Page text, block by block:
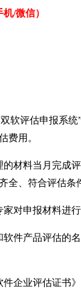
/微信）
双软评估申报系统
费用。
的材料当月完成
全、符合评估
家对申报材料进
软件产品评估的
企业评估证书